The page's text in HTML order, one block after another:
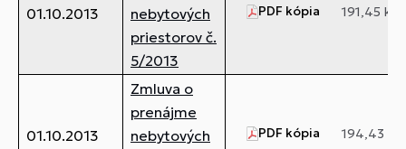
01.10.2013
nebytových
priestorov č.
5/2013
PDF kópia 191,45 kB
01.10.2013
Zmluva o
prenájme
nebytových
PDF kópia 194,43 kB